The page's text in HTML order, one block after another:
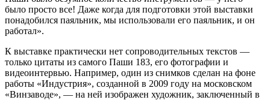
было просто все! Даже когда для подготовки этой выставки
понадобился паяльник, мы использовали его паяльник, и он
работал».
К выставке практически нет сопроводительных текстов —
только цитаты из самого Паши 183, его фотографии и
видеоинтервью. Например, один из снимков сделан на фоне
работы «Индустрия», созданной в 2009 году на московском
«Винзаводе», — на ней изображен художник, заключенный в